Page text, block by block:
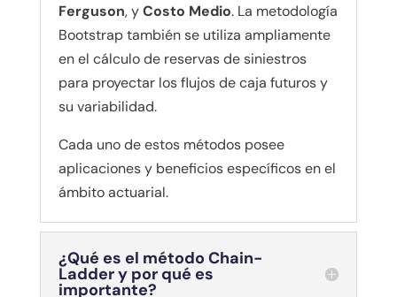
Ferguson, yCosto Medio. La metodología
Bootstrap también se utiliza ampliamente
en el cálculo de reservas de siniestros
para proyectar los flujos de caja futuros y
su variabilidad.
Cada uno de estos métodos posee
aplicaciones y beneficios específicos en el
ámbito actuarial.
¿Qué es el método Chain-
Ladder y por qué es
importante?